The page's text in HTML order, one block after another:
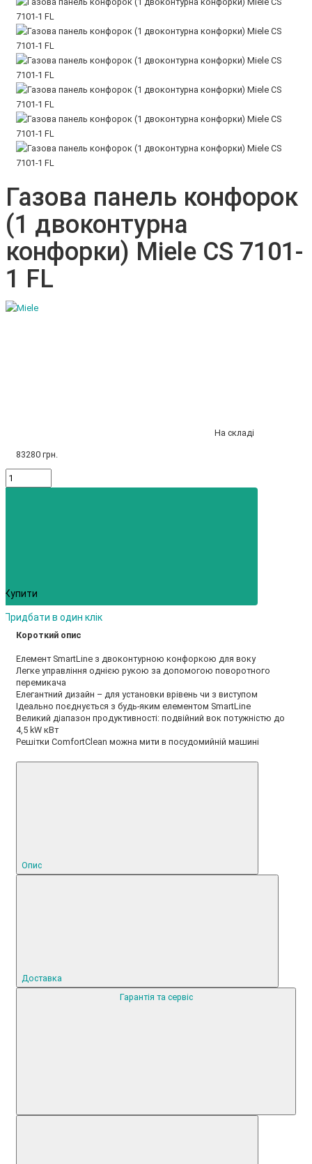
Газова панель конфорок
(1 двоконтурна
конфорки) Miele CS 7101-
1 FL
На складі
83280 грн.
Купити
Придбати в один клік
Короткий опис
Елемент SmartLine з двоконтурною конфоркою для воку
Легке управління однією рукою за допомогою поворотного
перемикача
Елегантний дизайн – для установки врівень чи з виступом
Ідеально поєднується з будь-яким елементом SmartLine
Великий діапазон продуктивності: подвійний вок потужністю до
4,5 kW кВт
Решітки ComfortClean можна мити в посудомийній машині
Опис
Доставка
Гарантія та сервіс